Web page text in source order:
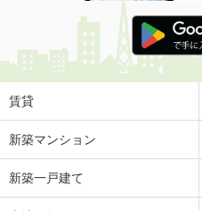
賃貸
新築マンション
新築一戸建て